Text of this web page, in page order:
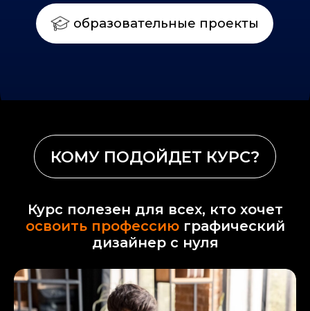
Курс полезен для всех, кто хочет
освоить профессию графический
дизайнер с нуля